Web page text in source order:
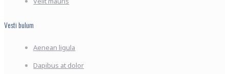
Vesti bulum
Aenean ligula
Dapibus at dolor